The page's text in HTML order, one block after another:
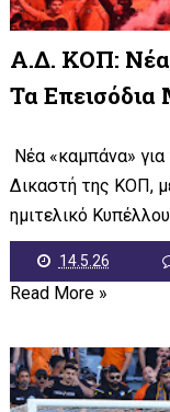
Α.Δ. ΚΟΠ: Νέα
Τα
Νέα «καμπάνα»
Δικαστή της ΚΟΠ,
ημιτελικό
14.5.26
Read More »